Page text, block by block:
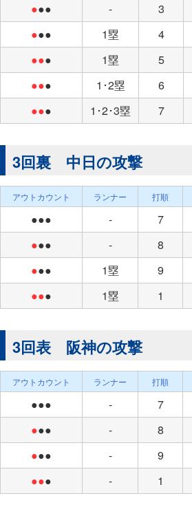
●●● - 3
●●● 1塁 4
●●● 1塁 5
●●● 1･2塁 6
●●● 1･2･3塁 7
3回裏 中日の攻撃
アウトカウント ランナー 打順
●●● - 7
●●● - 8
●●● 1塁 9
●●● 1塁 1
3回表 阪神の攻撃
アウトカウント ランナー 打順
●●● - 7
●●● - 8
●●● - 9
●●● - 1